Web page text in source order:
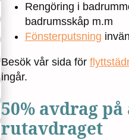
Rengöring i
badrumsskåp m.m
Fönsterputsning
Besök vår sida för
ingår.
50% avdrag
rutavdraget